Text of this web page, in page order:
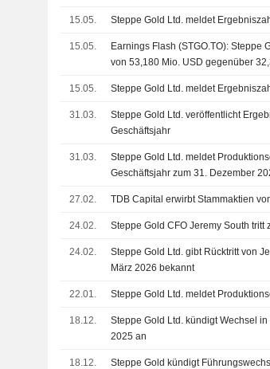
15.05. Steppe Gold Ltd. meldet
15.05.
Earnings Flash (STGO.TO): Steppe
von 53,180 Mio. USD gegenüber
15.05. Steppe Gold Ltd. meldet
31.03.
Steppe Gold Ltd. veröffentlicht
Geschäftsjahr
31.03.
Steppe Gold Ltd. meldet
Geschäftsjahr zum 31. Dezember
27.02. TDB Capital erwirbt Stammaktien
24.02. Steppe Gold CFO Jeremy South tritt
24.02.
Steppe Gold Ltd. gibt Rücktritt von
März 2026 bekannt
22.01. Steppe Gold Ltd. meldet
18.12.
Steppe Gold Ltd. kündigt Wechsel
2025 an
18.12. Steppe Gold kündigt